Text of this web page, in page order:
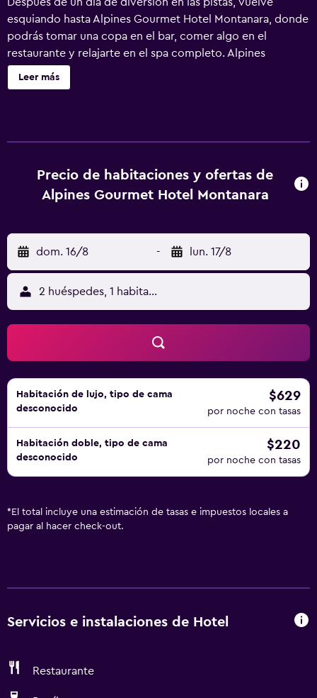
esquiando hasta Alpines Gourmet Hotel Montanara, donde
podrás tomar una copa en el bar, comer algo en el
restaurante y relajarte en el spa completo. Alpines
Gourmet Hotel Montanara ofrece 34 alojamientos con
minibar y caja fuerte. Se ofrece una televisión de pantalla
personas de negocios incluyen escritorio y teléfono. Se
ofrece servicio de limpieza todos los días y es posible
directo a las pistas de esquí. Se pueden practicar las
actividades de ocio y esparcimiento que se indican más
abajo en las instalaciones o cerca del alojamiento (es
posible que se aplique un recargo).
Leer más
Precio de habitaciones y ofertas de
Alpines Gourmet Hotel Montanara
dom. 16/8 - lun. 17/8
2 huéspedes, 1 habitación
Habitación de lujo, tipo de cama
desconocido
$629
por noche con tasas
Habitación doble, tipo de cama
desconocido
$220
por noche con tasas
* El total incluye una estimación de tasas e impuestos locales a
pagar al hacer check-out.
Servicios e instalaciones de Hotel
Restaurante